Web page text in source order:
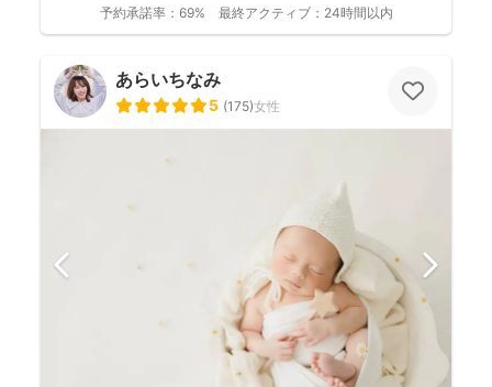
予約承諾率： 69% 最終アクティブ： 24時間以内
あらいちなみ
5 (175)女性